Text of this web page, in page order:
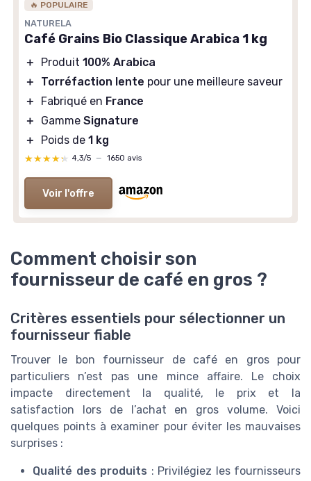
🔥 POPULAIRE
NATURELA
Café Grains Bio Classique Arabica 1 kg
＋ Produit 100% Arabica
＋
Torréfaction lente pour une meilleure saveur
＋
Fabriqué en France
＋
Gamme Signature
＋
Poids de 1 kg
★★★★★
★★★★★ 4,3/5 — 1650 avis
Voir l'offre
Comment choisir son
fournisseur de café en gros ?
Critères essentiels pour sélectionner un
fournisseur fiable
Trouver le bon fournisseur de café en gros pour
particuliers n’est pas une mince affaire. Le choix
impacte directement la qualité, le prix et la
satisfaction lors de l’achat en gros volume. Voici
quelques points à examiner pour éviter les mauvaises
surprises :
Qualité des produits : Privilégiez les fournisseurs
＋ Arabica et Robusta
＋ Torréfaction Lente
＋
Fabriqué en France
＋
1 kg
★★★★★
★★★★★
Voir l'offre
🔥 POPULAIRE
NATURELA
Café Grains Bio Classique Arabica 1 kg
＋ Produit100% Arabica
＋ Torréfaction lente pour une meilleure
saveur
＋
Fabriqué en
＋ Poids de1 kg